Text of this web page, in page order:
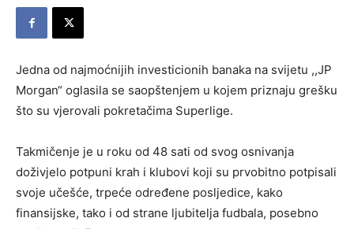
Jedna od najmoćnijih investicionih banaka na svijetu ,,JP
Morgan“ oglasila se saopštenjem u kojem priznaju grešku
što su vjerovali pokretačima Superlige.
Takmičenje je u roku od 48 sati od svog osnivanja
doživjelo potpuni krah i klubovi koji su prvobitno potpisali
svoje učešće, trpeće određene posljedice, kako
finansijske, tako i od strane ljubitelja fudbala, posebno